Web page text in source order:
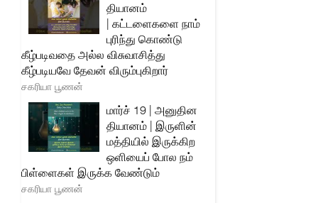
தியானம்
| கட்டளைகளை நாம்
புரிந்து கொண்டு
கீழ்படிவதை அல்ல விசுவாசித்து
கீழ்படியவே தேவன் விரும்புகிறார்
சகரியா பூணன்
மார்ச் 19 | அனுதின
தியானம் | இருளின்
மத்தியில் இருக்கிற
ஒளியைப் போல நம்
பிள்ளைகள் இருக்க வேண்டும்
சகரியா பூணன்